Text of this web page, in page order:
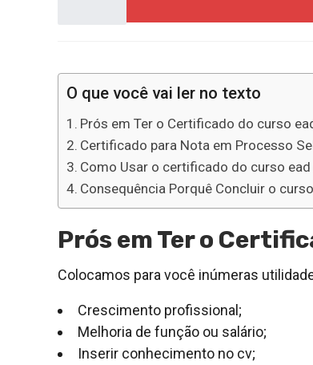
O que você vai ler no texto
Prós em Ter o Certificado do curso
Certificado para Nota em Processo
Como Usar o certificado do curso
Consequência Porquê Concluir o
Prós em Ter o
Colocamos para você inúmeras
Crescimento profissional;
Melhoria de função ou salário;
Inserir conhecimento no cv;